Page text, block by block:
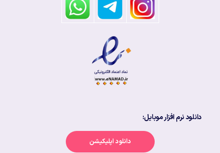
دانلود نرم افزار موبایل:
دانلود اپلیکیشن